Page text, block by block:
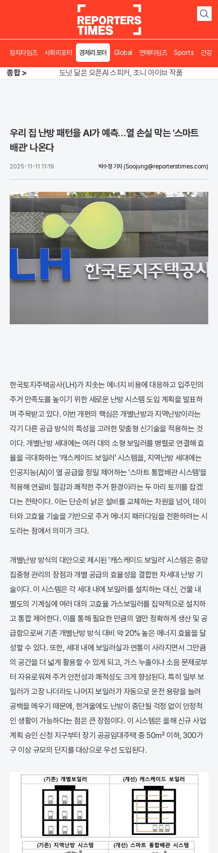
검
정치타임즈 사회리포터 경제리포터 Global 연예타임즈 Sports 건강
종합 >
송영길 인천서 반전 노려, 2주차 경선 요동
도넛 닮은 오픈AI 스피커, 조니 아이브 작품
우리 집 난방 패턴을 AI가 예측…열 손실 막는 '스마트
배관' 나온다
2025-11-11 11:19 박수정 기자 (Soojung@reporterstimes.com)
한국토지주택공사(LH)가 치솟는 에너지 비용에 대응하고 입주민의
주거 만족도를 높이기 위한 새로운 난방 시스템 도입 계획을 발표하
며 주목받고 있다. 이번 개편의 핵심은 개별난방과 지역난방이라는
각기 다른 공급 방식의 특성을 고려한 맞춤형 신기술을 적용하는 것
이다. 개별난방 세대에는 여러 대의 소형 보일러를 병렬로 연결해 효
율을 극대화하는 '캐스케이드 보일러' 시스템을, 지역난방 세대에는
인공지능(AI)이 열 공급을 정밀 제어하는 '스마트 통합배관 시스템'을
적용해 연료비 절감과 쾌적한 주거 환경이라는 두 마리 토끼를 잡겠
다는 전략이다. 이는 단순히 낡은 설비를 교체하는 차원을 넘어, 데이
터와 고효율 기술을 기반으로 주거 에너지 패러다임을 전환하려는 시
도라는 점에서 의미가 크다.
개별난방 방식의 대안으로 제시된 '캐스케이드 보일러' 시스템은 중앙
집중형 관리의 장점과 개별 공급의 효율성을 결합한 차세대 난방 기
술이다. 이 시스템은 각 세대 내에 보일러를 설치하는 대신, 건물 내
별도의 기계실에 여러 대의 고효율 가스보일러를 집약적으로 설치하
고 통합 제어한다. 이를 통해 필요한 만큼의 열만 정확하게 생산 및 공
급함으로써 기존 개별난방 방식 대비 약 20% 높은 에너지 효율을 달
성할 수 있다. 또한, 세대 내에 보일러실과 연통이 사라지면서 그만큼
의 공간을 더 넓게 활용할 수 있게 되고, 가스 누출이나 소음 문제로부
터 자유로워져 주거 안전성과 쾌적성도 크게 향상된다. 특히 일부 보
일러가 고장 나더라도 나머지 보일러가 자동으로 운전 용량을 늘려
공백을 메우기 때문에, 한겨울에도 난방이 중단될 걱정 없이 안정적
인 생활이 가능하다는 점은 큰 장점이다. 이 시스템은 올해 신규 사업
계획 승인 신청 지구부터 장기 공공임대주택 중 50㎡ 이하, 300가
구 이상 규모의 단지를 대상으로 우선 도입된다.